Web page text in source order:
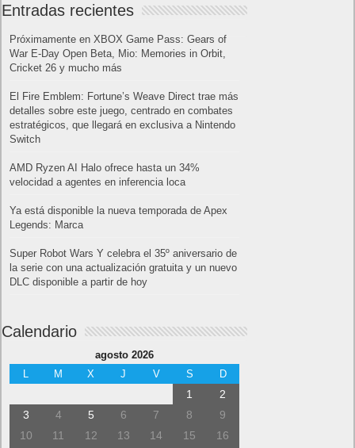
Entradas recientes
Próximamente en XBOX Game Pass: Gears of
War E-Day Open Beta, Mio: Memories in Orbit,
Cricket 26 y mucho más
El Fire Emblem: Fortune’s Weave Direct trae más
detalles sobre este juego, centrado en combates
estratégicos, que llegará en exclusiva a Nintendo
Switch
AMD Ryzen AI Halo ofrece hasta un 34%
velocidad a agentes en inferencia loca
Ya está disponible la nueva temporada de Apex
Legends: Marca
Super Robot Wars Y celebra el 35º aniversario de
la serie con una actualización gratuita y un nuevo
DLC disponible a partir de hoy
Calendario
agosto 2026
M X J V S D
1
2
3
4 5 6 7 8
9
10
11 12 13 14 15
16